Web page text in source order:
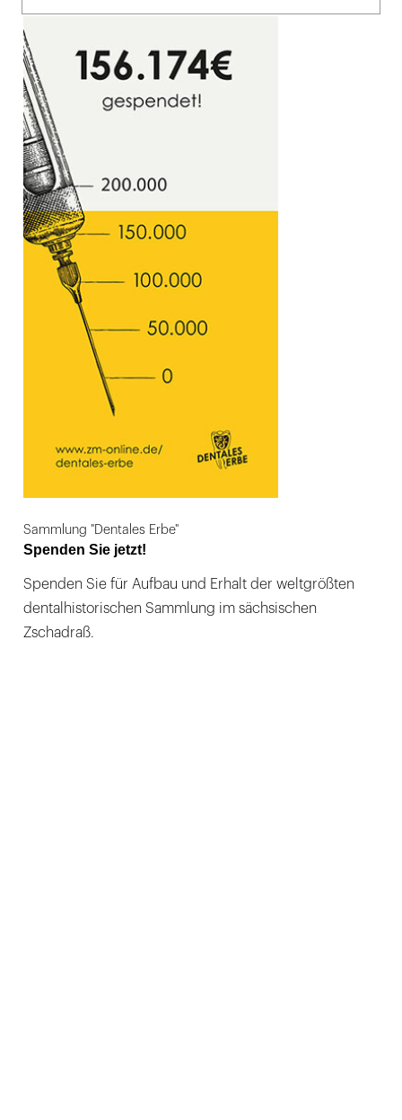
Sammlung "Dentales Erbe"
Spenden Sie jetzt!
Spenden Sie für Aufbau und Erhalt der weltgrößten
dentalhistorischen Sammlung im sächsischen
Zschadraß.